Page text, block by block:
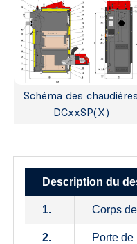
Schéma des chaudières
DCxxSP(X)
Description du
1. Corps
2. Porte